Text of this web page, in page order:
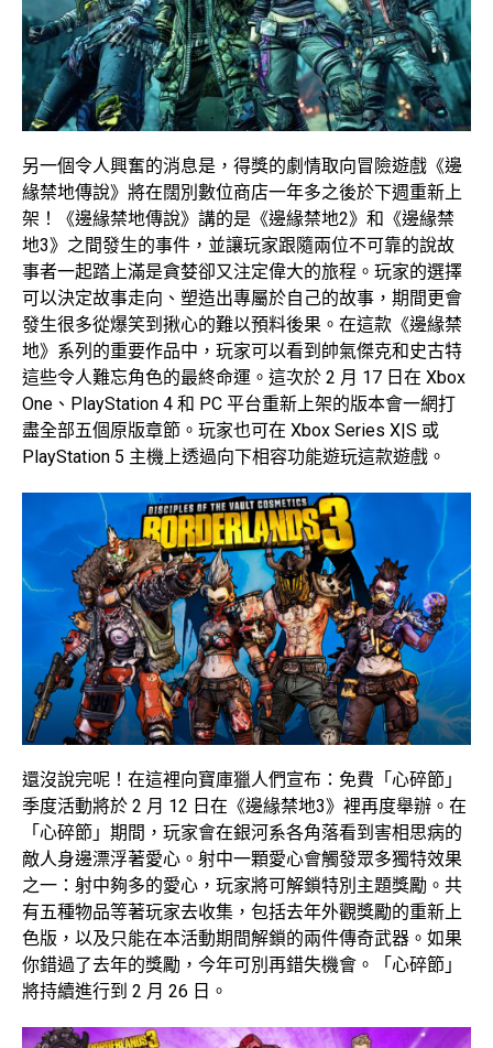
另一個令人興奮的消息是，得獎的劇情取向冒險遊戲《邊
緣禁地傳說》將在闊別數位商店一年多之後於下週重新上
架！《邊緣禁地傳說》講的是《邊緣禁地2》和《邊緣禁
地3》之間發生的事件，並讓玩家跟隨兩位不可靠的說故
事者一起踏上滿是貪婪卻又注定偉大的旅程。玩家的選擇
可以決定故事走向、塑造出專屬於自己的故事，期間更會
發生很多從爆笑到揪心的難以預料後果。在這款《邊緣禁
地》系列的重要作品中，玩家可以看到帥氣傑克和史古特
這些令人難忘角色的最終命運。這次於 2 月 17 日在 Xbox
One、PlayStation 4 和 PC 平台重新上架的版本會一網打
盡全部五個原版章節。玩家也可在 Xbox Series X|S 或
PlayStation 5 主機上透過向下相容功能遊玩這款遊戲。
還沒說完呢！在這裡向寶庫獵人們宣布：免費「心碎節」
季度活動將於 2 月 12 日在《邊緣禁地3》裡再度舉辦。在
「心碎節」期間，玩家會在銀河系各角落看到害相思病的
敵人身邊漂浮著愛心。射中一顆愛心會觸發眾多獨特效果
之一：射中夠多的愛心，玩家將可解鎖特別主題獎勵。共
有五種物品等著玩家去收集，包括去年外觀獎勵的重新上
色版，以及只能在本活動期間解鎖的兩件傳奇武器。如果
你錯過了去年的獎勵，今年可別再錯失機會。「心碎節」
將持續進行到 2 月 26 日。